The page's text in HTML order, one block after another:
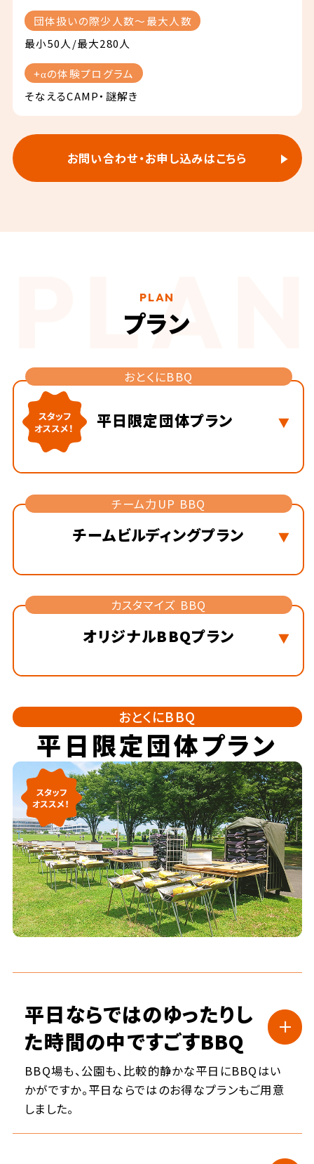
団体扱いの際少人数〜最大人数
最小50人/最大280人
+αの体験プログラム
そなえるCAMP・謎解き
お問い合わせ・お申し込みはこちら
PLAN
プラン
おとくにBBQ
平日限定団体プラン
チーム力UP BBQ
チームビルディングプラン
カスタマイズ BBQ
オリジナルBBQプラン
おとくにBBQ
平日限定団体プラン
平日ならではのゆったりし
た時間の中ですごすBBQ
BBQ場も、公園も、比較的静かな平日にBBQはい
かがですか。平日ならではのお得なプランもご用意
しました。